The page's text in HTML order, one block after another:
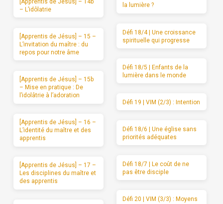
[Apprentis de Jésus] – 14b
– L’idôlatrie
[Apprentis de Jésus] – 15 –
L’invitation du maître : du
repos pour notre âme
[Apprentis de Jésus] – 15b
– Mise en pratique : De
l’idolâtrie à l’adoration
[Apprentis de Jésus] – 16 –
L’identité du maître et des
apprentis
[Apprentis de Jésus] – 17 –
Les disciplines du maître et
des apprentis
la lumière ?
Défi 18/4 | Une croissance
spirituelle qui progresse
Défi 18/5 | Enfants de la
lumière dans le monde
Défi 19 | VIM (2/3) : Intention
Défi 18/6 | Une église sans
priorités adéquates
Défi 18/7 | Le coût de ne
pas être disciple
Défi 20 | VIM (3/3) : Moyens